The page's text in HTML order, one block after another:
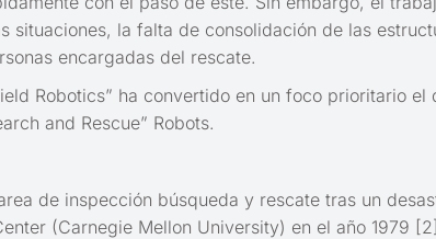
la falta de consolidación de las
encargadas del rescate.
Robotics” ha convertido en un foco prioritario
and Rescue” Robots.
de inspección búsqueda y rescate tras un
(Carnegie Mellon University) en el año 1979